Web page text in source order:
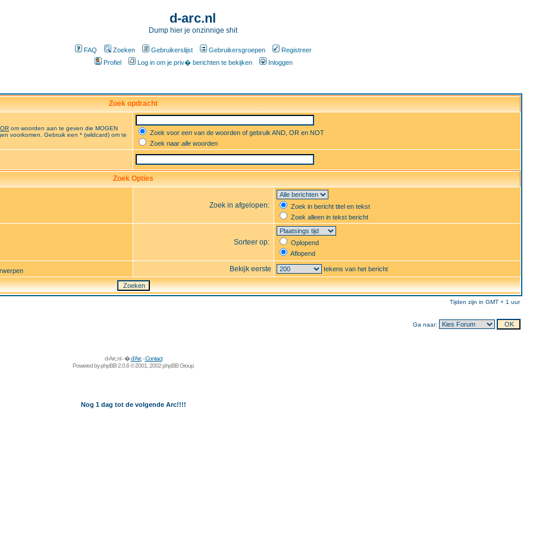
d-arc.nl
Dump hier je onzinnige shit
FAQ Zoeken Gebruikerslijst Gebruikersgroepen
Registreer
Profiel
Log in om je priv� berichten te bekijken Inloggen
Zoek opdracht
OR om woorden aan te geven die MOGEN
voorkomen. Gebruik een * (wildcard) om te
Zoek voor een van de woorden of gebruik AND, OR en NOT
Zoek naar alle woorden
Zoek Opties
Zoek in afgelopen:
Zoek in bericht titel en tekst
Zoek alleen in tekst bericht
Sorteer op:
Oplopend
Aflopend
Bekijk eerste tekens van het bericht
Tijden zijn in GMT + 1 uur
Ga naar:
d-Arc.nl - �d'Arc-Contact
Powered byphpBB2.0.6 © 2001, 2002 phpBB Group
Nog 1 dag tot de volgende Arc!!!!